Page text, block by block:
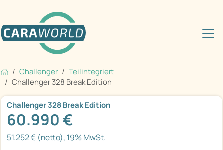
Challenger
Teilintegriert
Challenger 328 Break Edition
Challenger 328 Break Edition
60.990 €
51.252 € (netto), 19% MwSt.